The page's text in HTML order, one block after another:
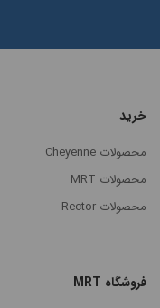
مرتب
بر
اساس
×
جدیدترین
خرید
محصولات Cheyenne
محصولات MRT
محصولات Rector
فروشگاه MRT